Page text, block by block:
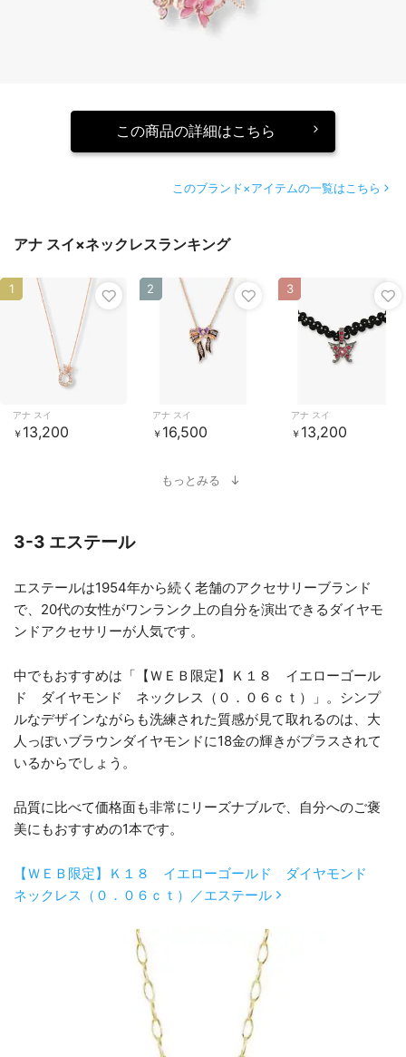
この商品の詳細はこちら
このブランド×アイテムの一覧はこちら
アナ スイ×ネックレスランキング
アナ スイ
￥ 13,200
1
アナ スイ
￥ 16,500
2
アナ スイ
￥ 13,200
3
もっとみる
3-3 エステール
エステールは1954年から続く老舗のアクセサリーブランド
で、20代の女性がワンランク上の自分を演出できるダイヤモ
ンドアクセサリーが人気です。
中でもおすすめは「【ＷＥＢ限定】Ｋ１８ イエローゴール
ド ダイヤモンド ネックレス（０．０６ｃｔ）」。シンプ
ルなデザインながらも洗練された質感が見て取れるのは、大
人っぽいブラウンダイヤモンドに18金の輝きがプラスされて
いるからでしょう。
品質に比べて価格面も非常にリーズナブルで、自分へのご褒
美にもおすすめの1本です。
【ＷＥＢ限定】Ｋ１８ イエローゴールド ダイヤモンド
ネックレス（０．０６ｃｔ）／エステール